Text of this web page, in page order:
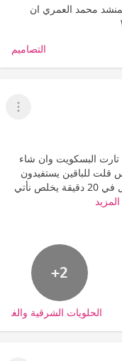
محمد العمري ان
التصاميم
عرض
البسكويت وان شاء
قلت للباقين يستفيدون
من هذا الحلى اللذيييييييييذ بمعنى الكلمه وسهل في 20 دقيقة يخلص نأتي
المزيد
+2
الحلويات الشرقية